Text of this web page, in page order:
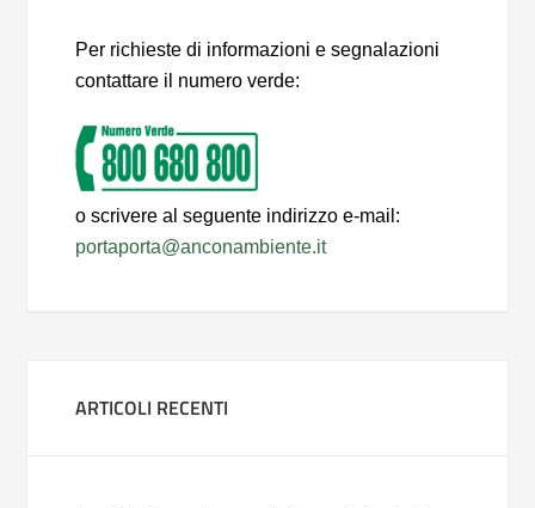
Per richieste di informazioni e segnalazioni
contattare il numero verde:
o scrivere al seguente indirizzo e-mail:
portaporta@anconambiente.it
ARTICOLI RECENTI